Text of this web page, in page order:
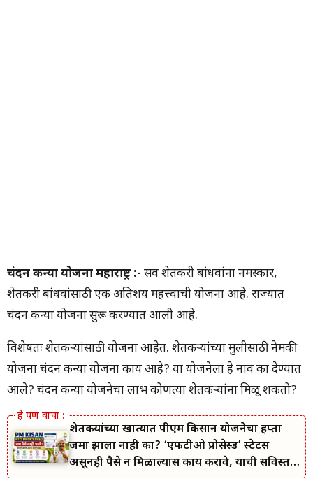
चंदन कन्या योजना महाराष्ट्र :- सर्व शेतकरी बांधवांना नमस्कार,
शेतकरी बांधवांसाठी एक अतिशय महत्त्वाची योजना आहे. राज्यात
चंदन कन्या योजना सुरू करण्यात आली आहे.
विशेषतः शेतकऱ्यांसाठी योजना आहेत. शेतकऱ्यांच्या मुलीसाठी नेमकी
योजना चंदन कन्या योजना काय आहे? या योजनेला हे नाव का देण्यात
आले? चंदन कन्या योजनेचा लाभ कोणत्या शेतकऱ्यांना मिळू शकतो?
शेतकऱ्यांच्या खात्यात पीएम किसान योजनेचा हप्ता
जमा झाला नाही का? ‘एफटीओ प्रोसेस्ड’ स्टेटस
असूनही पैसे न मिळाल्यास काय करावे, याची सविस्तर
माहिती जाणून घ्या.